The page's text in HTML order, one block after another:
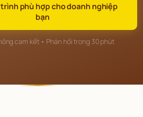
bạn
cam kết • Phản hồi trong 30 phút